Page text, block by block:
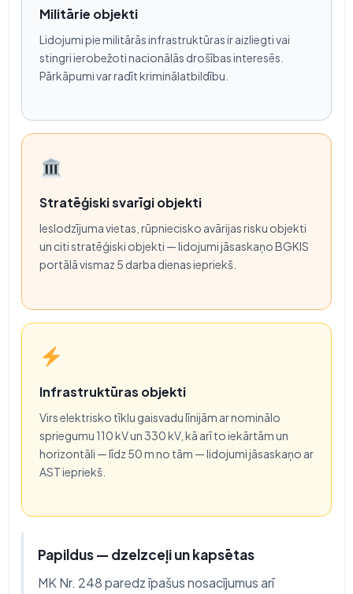
Militārie objekti
Lidojumi pie militārās infrastruktūras ir aizliegti vai
stingri ierobežoti nacionālās drošības interesēs.
Pārkāpumi var radīt kriminālatbildību.
Stratēģiski svarīgi objekti
Ieslodzījuma vietas, rūpniecisko avārijas risku objekti
un citi stratēģiski objekti — lidojumi jāsaskaņo BGKIS
portālā vismaz 5 darba dienas iepriekš.
Infrastruktūras objekti
Virs elektrisko tīklu gaisvadu līnijām ar nominālo
spriegumu 110 kV un 330 kV, kā arī to iekārtām un
horizontāli — līdz 50 m no tām — lidojumi jāsaskaņo ar
AST iepriekš.
Papildus — dzelzceļi un kapsētas
MK Nr. 248 paredz īpašus nosacījumus arī